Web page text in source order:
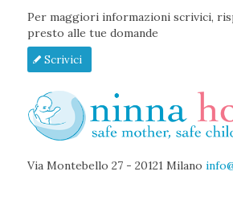
Per maggiori informazioni scrivici,
presto alle tue domande
Scrivici
Via Montebello 27 - 20121 Milano